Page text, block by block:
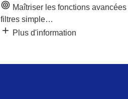
filtres simple…
add Plus d'information